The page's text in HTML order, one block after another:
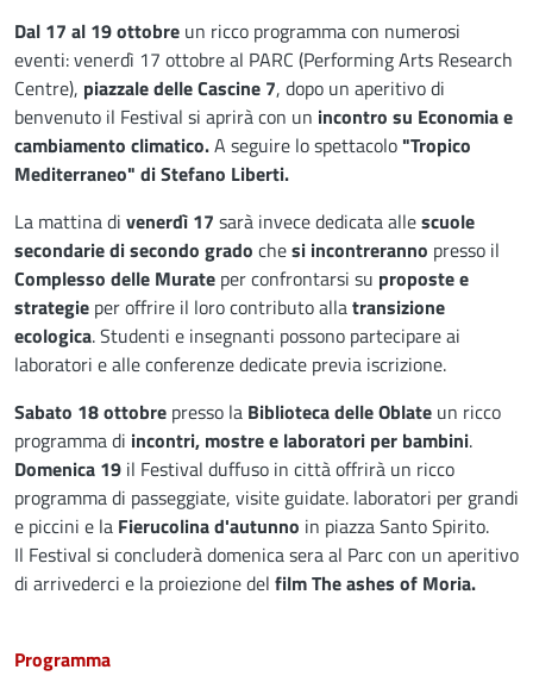
Dal 17 al 19 ottobre un ricco programma con numerosi
eventi: venerdì 17 ottobre al PARC (Performing Arts Research
Centre), piazzale delle Cascine 7, dopo un aperitivo di
benvenuto il Festival si aprirà con un incontro su Economia e
cambiamento climatico.A seguire lo spettacolo "Tropico
Mediterraneo" di Stefano Liberti.
La mattina di venerdì 17 sarà invece dedicata allescuole
secondarie di secondo grado chesi incontreranno presso il
Complesso delle Murate per confrontarsi su proposte e
strategie per offrire il loro contributo allatransizione
ecologica. Studenti e insegnanti possono partecipare ai
laboratori e alle conferenze dedicate previa iscrizione.
Sabato 18 ottobre presso la Biblioteca delle Oblate un ricco
programma di incontri, mostre e laboratori per bambini.
Domenica 19 il Festival duffuso in città offrirà un ricco
programma di passeggiate, visite guidate. laboratori per grandi
e piccini e la Fierucolina d'autunno in piazza Santo Spirito.
Il Festival si concluderà domenica sera al Parc con un aperitivo
di arrivederci e la proiezione del film The ashes of Moria.
Programma